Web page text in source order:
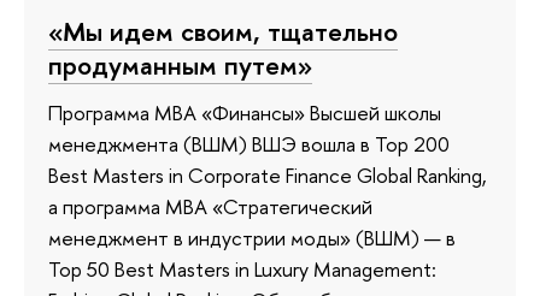
«Мы идем своим, тщательно
продуманным путем»
Программа МВА «Финансы» Высшей школы
менеджмента (ВШМ) ВШЭ вошла в Top 200
Best Masters in Corporate Finance Global Ranking,
а программа MBA «Стратегический
менеджмент в индустрии моды» (ВШМ) — в
Top 50 Best Masters in Luxury Management: